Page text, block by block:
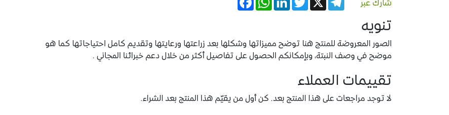
شارك عبر
تنويه
الصور المعروضة للمنتج هنا توضح مميزاتها وشكلها بعد زراعتها ورعايتها وتقديم كامل احتياجاتها كما هو
موضح في وصف النبتة، وبإمكانكم الحصول على تفاصيل أكثر من خلال دعم خبرائنا المجاني .
تقييمات العملاء
لا توجد مراجعات على هذا المنتج بعد. كن أول من يقيّم هذا المنتج بعد الشراء.